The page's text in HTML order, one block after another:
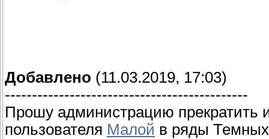
Добавлено (11.03.2019, 17:03)
---------------------------------------------
Прошу администрацию прекратить
пользователя Малой в ряды